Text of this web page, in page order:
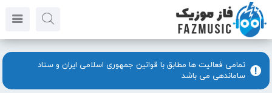
تمامی فعالیت ها مطابق با قوانین جمهوری اسلامی ایران و ستاد
ساماندهی می باشد